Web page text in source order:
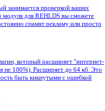
занимается проверкой ваших
модуля для REHLDS вы сможете
спамят рекламу или просто
который расширяет "интернет-
не 100%). Расширяет до 64 кб. Это
быть кикнутыми с ошибкой